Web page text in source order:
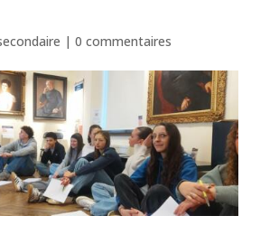
| 0 commentaires